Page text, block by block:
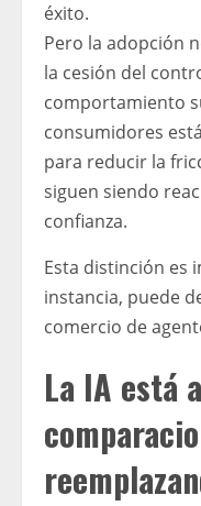
éxito.
Pero la adopción
la cesión del
comportamiento
consumidores
para reducir la
siguen siendo
confianza.
Esta distinción es
instancia, puede
comercio de
La IA está